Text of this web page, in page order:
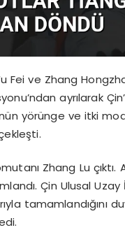
Fei ve Zhang
ayrılarak
yörünge ve itki
Zhang Lu
Çin Ulusal
tamamlandığını